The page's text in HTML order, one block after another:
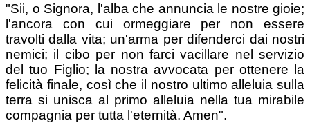
"Sii, o Signora, l'alba che annuncia le nostre gioie;
l'ancora con cui ormeggiare per non essere
travolti dalla vita; un'arma per difenderci dai nostri
nemici; il cibo per non farci vacillare nel servizio
del tuo Figlio; la nostra avvocata per ottenere la
felicità finale, così che il nostro ultimo alleluia sulla
terra si unisca al primo alleluia nella tua mirabile
compagnia per tutta l'eternità. Amen".